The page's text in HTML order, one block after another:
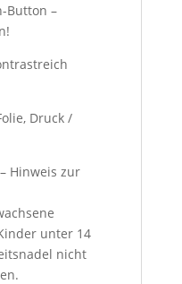
Button –
Druck /
Hinweis zur
unter 14
nicht